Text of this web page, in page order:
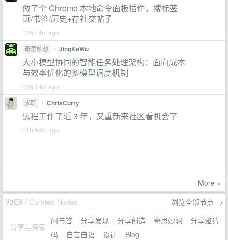
做了个 Chrome 本地命令面板插件，搜标签
页/书签/历史+存社交帖子
12h 44m ago
奇思妙想
• JingKeWu
大小模型协同的智能任务处理架构：面向成本
与效率优化的多模型调度机制
12h 14m ago
求职
• ChrisCurry
远程工作了近 3 年，又重新来社区看机会了
11h 58m ago
More »
V2EX / Curated Nodes 浏览全部节点 →
分享与探索
问与答 分享发现 分享创造 奇思妙想
分享邀请
码
自言自语 设计 Blog